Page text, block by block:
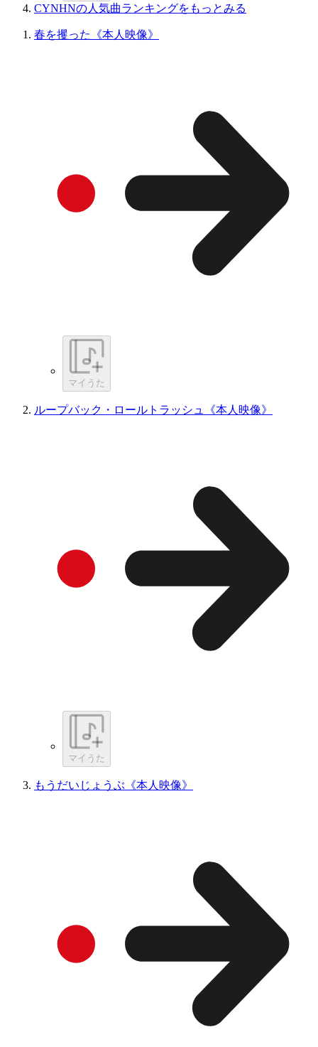
CYNHNの人気曲ランキングをもっとみる
春を攫った《本人映像》
マイうた
ループバック・ロールトラッシュ《本人映像》
マイうた
もうだいじょうぶ《本人映像》